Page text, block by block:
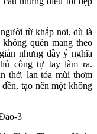
từ khắp nơi, dù là
quên mang theo
nhưng đầy ý nghĩa
công tự tay làm ra.
thờ, lan tỏa mùi thơm
tạo nên một không